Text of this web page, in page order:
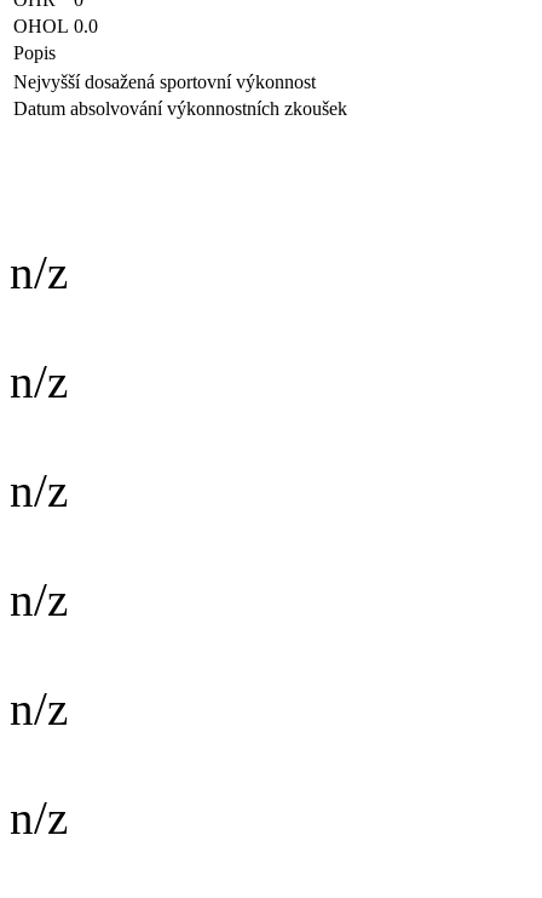
OHOL 0.0
Popis
Nejvyšší dosažená sportovní výkonnost
Datum absolvování výkonnostních zkoušek
n/z
n/z
n/z
n/z
n/z
n/z